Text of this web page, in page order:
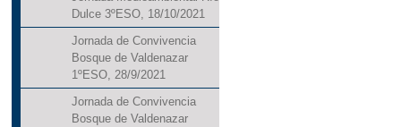
Dulce 3ºESO, 18/10/2021
Jornada de Convivencia
Bosque de Valdenazar
1ºESO, 28/9/2021
Jornada de Convivencia
Bosque de Valdenazar